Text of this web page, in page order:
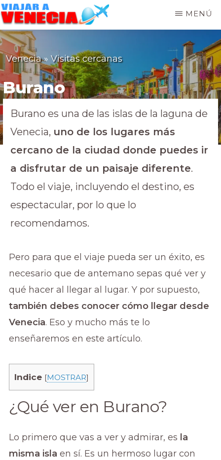
VIAJAR
A
VENECIA
MENÚ
Venecia » Visitas cercanas
Burano
Burano es una de las islas de la laguna de
Venecia, uno de los lugares más
cercano de la ciudad donde puedes ir
a disfrutar de un paisaje diferente.
Todo el viaje, incluyendo el destino, es
espectacular, por lo que lo
recomendamos.
Pero para que el viaje pueda ser un éxito, es
necesario que de antemano sepas qué ver y
qué hacer al llegar al lugar. Y por supuesto,
también debes conocer cómo llegar desde
Venecia. Eso y mucho más te lo
enseñaremos en este artículo.
Indice [MOSTRAR]
¿Qué ver en Burano?
Lo primero que vas a ver y admirar, es la
misma isla en sí. Es un hermoso lugar con